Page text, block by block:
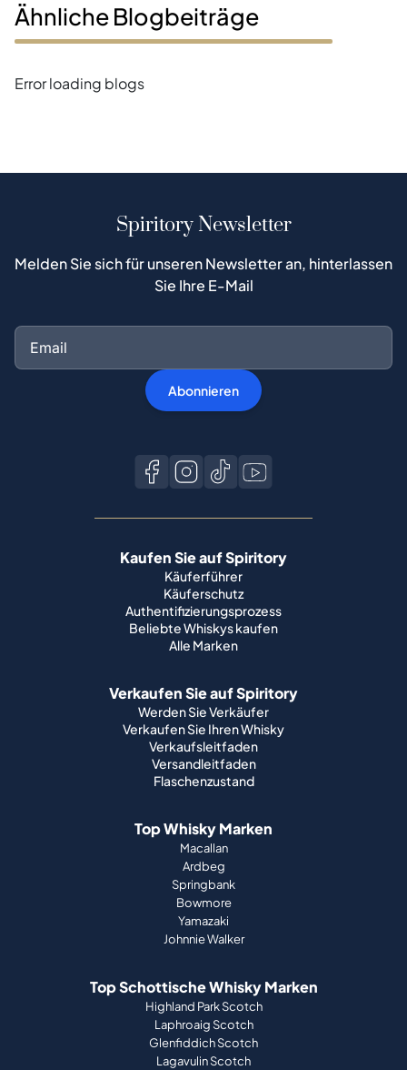
Ähnliche Blogbeiträge
Error loading blogs
Spiritory Newsletter
Melden Sie sich für unseren Newsletter an, hinterlassen
Sie Ihre E-Mail
Abonnieren
Kaufen Sie auf Spiritory
Käuferführer
Käuferschutz
Authentifizierungsprozess
Beliebte Whiskys kaufen
Alle Marken
Verkaufen Sie auf Spiritory
Werden Sie Verkäufer
Verkaufen Sie Ihren Whisky
Verkaufsleitfaden
Versandleitfaden
Flaschenzustand
Top Whisky Marken
Macallan
Ardbeg
Springbank
Bowmore
Yamazaki
Johnnie Walker
Top Schottische Whisky Marken
Highland Park Scotch
Laphroaig Scotch
Glenfiddich Scotch
Lagavulin Scotch